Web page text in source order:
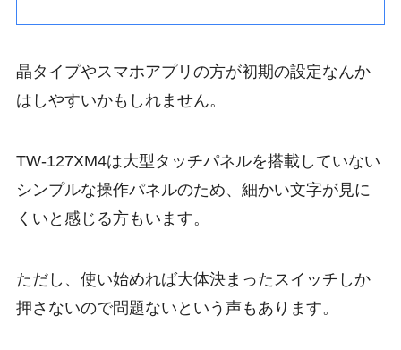
晶タイプやスマホアプリの方が初期の設定なんか
はしやすいかもしれません。
TW-127XM4は大型タッチパネルを搭載していない
シンプルな操作パネルのため、細かい文字が見に
くいと感じる方もいます。
ただし、使い始めれば大体決まったスイッチしか
押さないので問題ないという声もあります。